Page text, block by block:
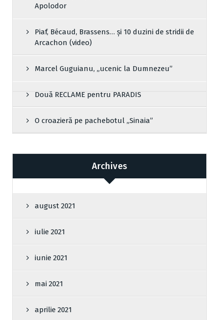
Apolodor
Piaf, Bécaud, Brassens… și 10 duzini de stridii de
Arcachon (video)
Marcel Guguianu, „ucenic la Dumnezeu”
Două RECLAME pentru PARADIS
O croazieră pe pachebotul „Sinaia”
Archives
august 2021
iulie 2021
iunie 2021
mai 2021
aprilie 2021